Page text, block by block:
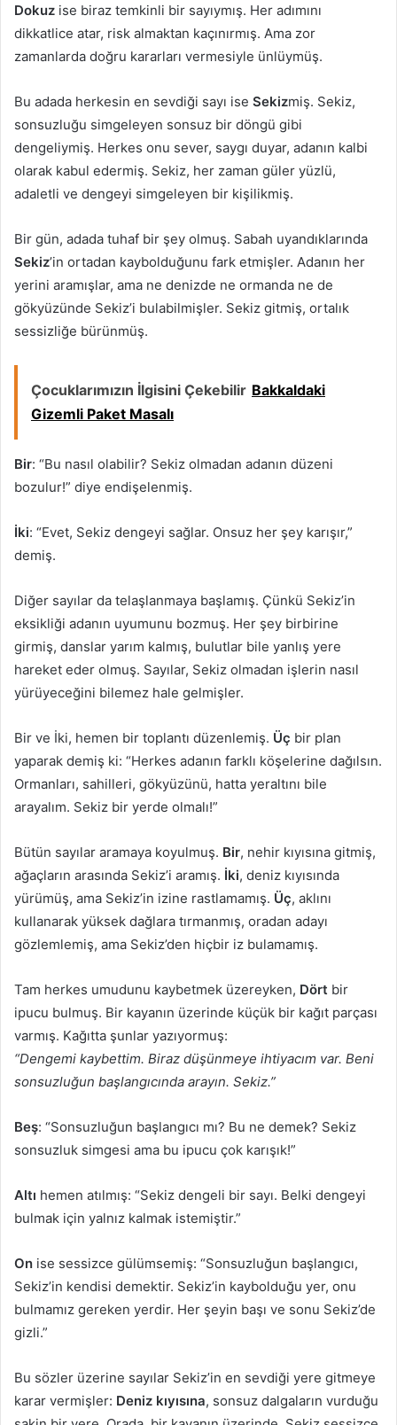
Dokuz ise biraz temkinli bir sayıymış. Her adımını
dikkatlice atar, risk almaktan kaçınırmış. Ama zor
zamanlarda doğru kararları vermesiyle ünlüymüş.
Bu adada herkesin en sevdiği sayı ise Sekizmiş. Sekiz,
sonsuzluğu simgeleyen sonsuz bir döngü gibi
dengeliymiş. Herkes onu sever, saygı duyar, adanın kalbi
olarak kabul edermiş. Sekiz, her zaman güler yüzlü,
adaletli ve dengeyi simgeleyen bir kişilikmiş.
Bir gün, adada tuhaf bir şey olmuş. Sabah uyandıklarında
Sekiz’in ortadan kaybolduğunu fark etmişler. Adanın her
yerini aramışlar, ama ne denizde ne ormanda ne de
gökyüzünde Sekiz’i bulabilmişler. Sekiz gitmiş, ortalık
sessizliğe bürünmüş.
Çocuklarımızın İlgisini Çekebilir Bakkaldaki
Gizemli Paket Masalı
Bir: “Bu nasıl olabilir? Sekiz olmadan adanın düzeni
bozulur!” diye endişelenmiş.
İki: “Evet, Sekiz dengeyi sağlar. Onsuz her şey karışır,”
demiş.
Diğer sayılar da telaşlanmaya başlamış. Çünkü Sekiz’in
eksikliği adanın uyumunu bozmuş. Her şey birbirine
girmiş, danslar yarım kalmış, bulutlar bile yanlış yere
hareket eder olmuş. Sayılar, Sekiz olmadan işlerin nasıl
yürüyeceğini bilemez hale gelmişler.
Bir ve İki, hemen bir toplantı düzenlemiş. Üç bir plan
yaparak demiş ki: “Herkes adanın farklı köşelerine dağılsın.
Ormanları, sahilleri, gökyüzünü, hatta yeraltını bile
arayalım. Sekiz bir yerde olmalı!”
Bütün sayılar aramaya koyulmuş. Bir, nehir kıyısına gitmiş,
ağaçların arasında Sekiz’i aramış. İki, deniz kıyısında
yürümüş, ama Sekiz’in izine rastlamamış. Üç, aklını
kullanarak yüksek dağlara tırmanmış, oradan adayı
gözlemlemiş, ama Sekiz’den hiçbir iz bulamamış.
Tam herkes umudunu kaybetmek üzereyken, Dört bir
ipucu bulmuş. Bir kayanın üzerinde küçük bir kağıt parçası
varmış. Kağıtta şunlar yazıyormuş:
“Dengemi kaybettim. Biraz düşünmeye ihtiyacım var. Beni
sonsuzluğun başlangıcında arayın. Sekiz.”
Beş: “Sonsuzluğun başlangıcı mı? Bu ne demek? Sekiz
sonsuzluk simgesi ama bu ipucu çok karışık!”
Altı hemen atılmış: “Sekiz dengeli bir sayı. Belki dengeyi
bulmak için yalnız kalmak istemiştir.”
On ise sessizce gülümsemiş: “Sonsuzluğun başlangıcı,
Sekiz’in kendisi demektir. Sekiz’in kaybolduğu yer, onu
bulmamız gereken yerdir. Her şeyin başı ve sonu Sekiz’de
gizli.”
Bu sözler üzerine sayılar Sekiz’in en sevdiği yere gitmeye
karar vermişler: Deniz kıyısına, sonsuz dalgaların vurduğu